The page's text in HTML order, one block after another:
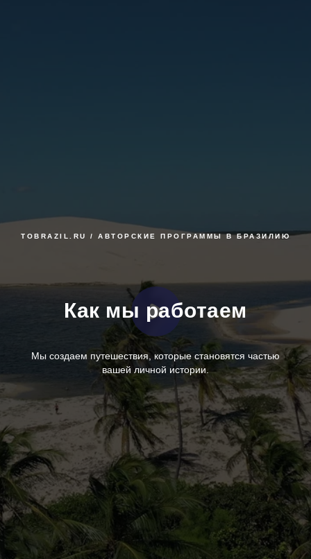
TOBRAZIL.RU / АВТОРСКИЕ ПРОГРАММЫ В БРАЗИЛИЮ
Как мы работаем
Мы создаем путешествия, которые становятся частью
вашей личной истории.